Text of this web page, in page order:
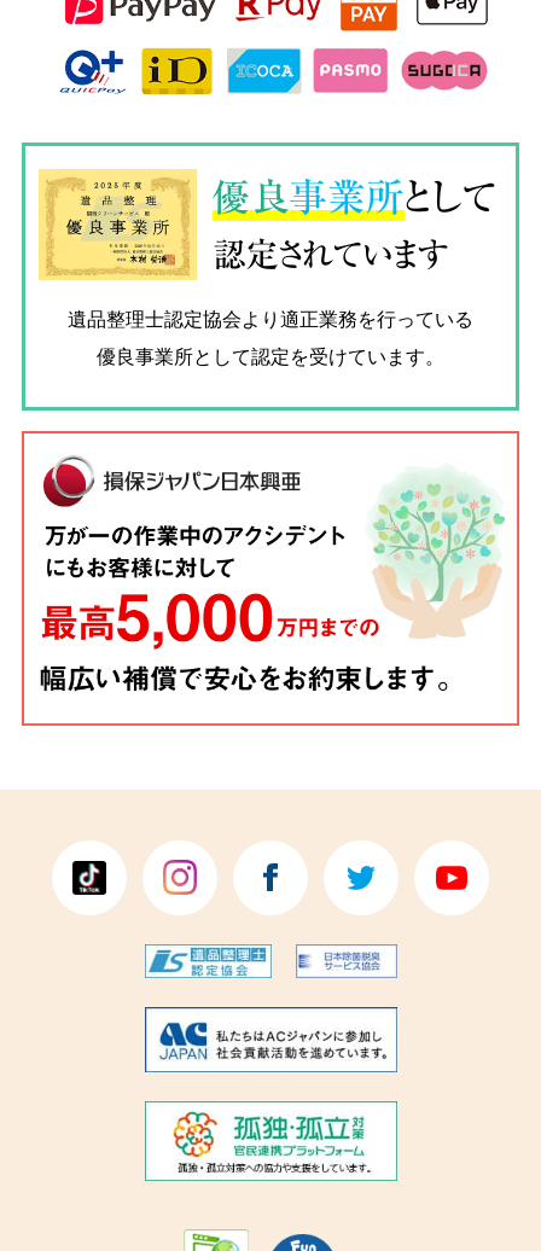
優良事業所として
認定されています
遺品整理士認定協会より適正業務を行っている
優良事業所として認定を受けています。